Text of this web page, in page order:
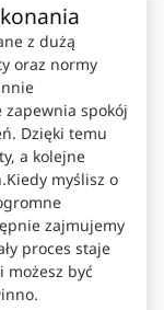
z dużą
oraz normy
zapewnia spokój
Dzięki temu
a kolejne
myślisz o
zajmujemy
proces staje
możesz być